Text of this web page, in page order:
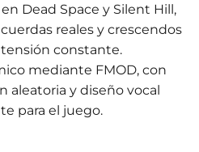
Dead Space y Silent Hill,
reales y crescendos
constante.
mediante FMOD, con
aleatoria y diseño vocal
para el juego.